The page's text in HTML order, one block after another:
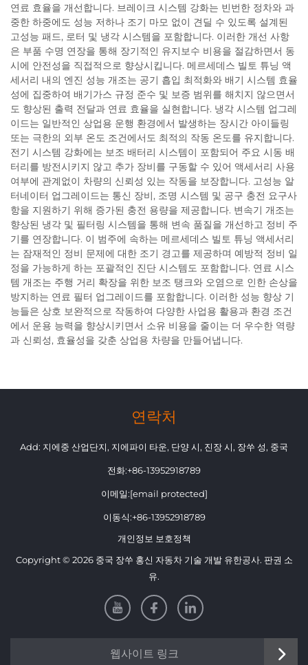
연료 효율을 개선합니다. 브레이크 시스템 강화는 빈번한 정차와 과
중한 하중에도 성능 저하나 조기 마모 없이 견딜 수 있도록 설계된
고성능 패드, 로터 및 냉각 시스템을 포함합니다. 이러한 개선 사항
은 부품 수명 연장을 통해 장기적인 유지보수 비용을 절감하면서 동
시에 안전성을 직접적으로 향상시킵니다. 메르세데스 빌토 튜닝 액
세서리 내의 엔진 성능 개조는 공기 흡입 최적화와 배기 시스템 효율
성에 집중하여 배기가스 규정 준수 및 보증 범위를 해치지 않으면서
도 향상된 출력 전달과 연료 효율을 실현합니다. 냉각 시스템 업그레
이드는 일반적인 상업용 운행 환경에서 발생하는 장시간 아이들링
또는 극한의 외부 온도 조건에서도 최적의 작동 온도를 유지합니다.
전기 시스템 강화에는 보조 배터리 시스템이 포함되어 주요 시동 배
터리를 방전시키지 않고 추가 장비를 구동할 수 있어 액세서리 사용
여부에 관계없이 차량의 신뢰성 있는 작동을 보장합니다. 고성능 알
터네이터 업그레이드는 통신 장비, 조명 시스템 및 공구 충전 요구사
항을 지원하기 위해 증가된 충전 용량을 제공합니다. 변속기 개조는
향상된 냉각 및 필터링 시스템을 통해 변속 품질을 개선하고 정비 주
기를 연장합니다. 이 범주에 속하는 메르세데스 빌토 튜닝 액세서리
는 잠재적인 정비 문제에 대한 조기 경고를 제공하며 예방적 정비 일
정을 가능하게 하는 포괄적인 진단 시스템도 포함합니다. 연료 시스
템 개조는 주행 거리 확장을 위한 보조 탱크와 오염으로 인한 손상을
방지하는 연료 필터 업그레이드를 포함합니다. 이러한 성능 향상 기
능들은 상호 보완적으로 작동하여 다양한 사업용 활용과 환경 조건
에서 운용 능력을 향상시키면서 소유 비용을 줄이는 더 우수한 역량
과 신뢰성, 효율성을 갖춘 상업용 차량을 만들어냅니다.
연락처
Add: 지에중 산업단지, 지에파이 타운, 단양 시, 진장 시, 장쑤 성, 중국
전화:+86-13952918789
이메일:[email protected]
이동식:+86-13952918789
개인정보 보호정책
Copyright © 2026 중국 장쑤 홍신 자동차 기술 개발 유한공사. 판권 소
유.
웹사이트 링크